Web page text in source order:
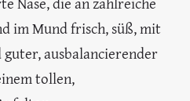
im Mund frisch, süß, mit
ausbalancierender
tollen,